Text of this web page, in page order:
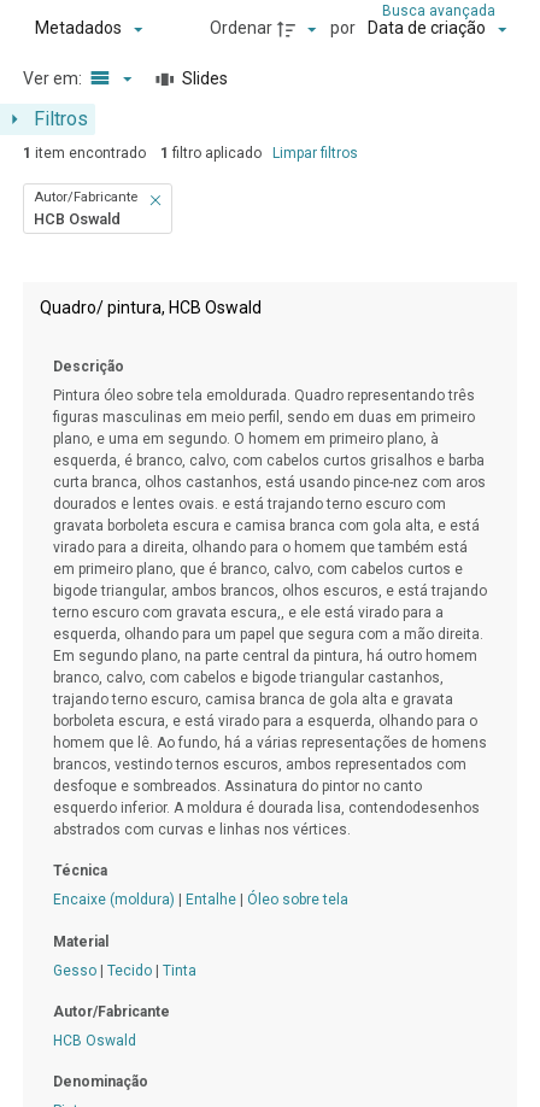
Filtros
Busca avançada
Metadados Ordenar por Data de criação
Ver em: Slides
1 item encontrado 1 filtro aplicado Limpar filtros
Autor/Fabricante
HCB Oswald
Resultados da lista de itens
Quadro/ pintura, HCB Oswald
Descrição
Pintura óleo sobre tela emoldurada. Quadro representando três
figuras masculinas em meio perfil, sendo em duas em primeiro
plano, e uma em segundo. O homem em primeiro plano, à
esquerda, é branco, calvo, com cabelos curtos grisalhos e barba
curta branca, olhos castanhos, está usando pince-nez com aros
dourados e lentes ovais. e está trajando terno escuro com
gravata borboleta escura e camisa branca com gola alta, e está
virado para a direita, olhando para o homem que também está
em primeiro plano, que é branco, calvo, com cabelos curtos e
bigode triangular, ambos brancos, olhos escuros, e está trajando
terno escuro com gravata escura,, e ele está virado para a
esquerda, olhando para um papel que segura com a mão direita.
Em segundo plano, na parte central da pintura, há outro homem
branco, calvo, com cabelos e bigode triangular castanhos,
trajando terno escuro, camisa branca de gola alta e gravata
borboleta escura, e está virado para a esquerda, olhando para o
homem que lê. Ao fundo, há a várias representações de homens
brancos, vestindo ternos escuros, ambos representados com
desfoque e sombreados. Assinatura do pintor no canto
esquerdo inferior. A moldura é dourada lisa, contendodesenhos
abstrados com curvas e linhas nos vértices.
Técnica
Encaixe (moldura)
Entalhe| Óleo sobre tela
Material
Gesso| Tecido| Tinta
Autor/Fabricante
HCB Oswald
Denominação